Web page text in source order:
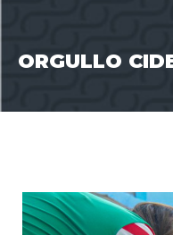
ORGULLO